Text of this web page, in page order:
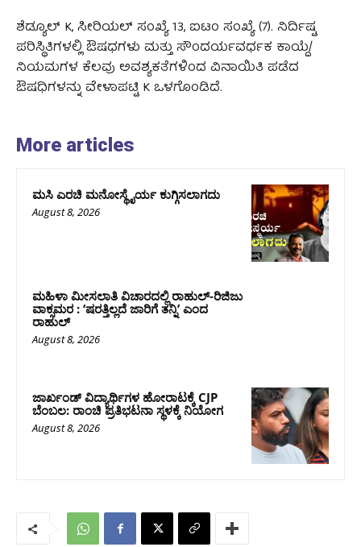
ಶೆಡ್ಯೂಲ್ K, ಸೀರಿಯಲ್ ಸಂಖ್ಯೆ 13, ಐಟಂ ಸಂಖ್ಯೆ (7). ನಿರ್ದಿಷ್ಟ
ಪರಿಸ್ಥಿತಿಗಳಲ್ಲಿ ಔಷಧಗಳು ಮತ್ತು ಸೌಂದರ್ಯವರ್ಧಕ ಕಾಯ್ದೆ/
ನಿಯಮಗಳ ಕೆಲವು ಅವಶ್ಯಕತೆಗಳಿಂದ ವಿನಾಯಿತಿ ಪಡೆದ
ಔಷಧಿಗಳನ್ನು ವೇಳಾಪಟ್ಟಿ K ಒಳಗೊಂಡಿದೆ.
More articles
ಮಸಿ ಎರಚಿ ಮನೋಸ್ಥೈರ್ಯ ಕುಗ್ಗಿಸಲಾಗದು
August 8, 2026
ಮಹಿಳಾ ಮೀಸಲಾತಿ ವಿಚಾರದಲ್ಲಿ ರಾಹುಲ್‌-ರಿಜಿಜು
ವಾಕ್ಸಮರ : ‘ಷರತ್ತಿಲ್ಲದೆ ಜಾರಿಗೆ ತನ್ನಿ’ ಎಂದ
ರಾಹುಲ್‌
August 8, 2026
ಜಾರ್ಖಂಡ್‌ ವಿದ್ಯಾರ್ಥಿಗಳ ಹೋರಾಟಕ್ಕೆ CJP
ಬೆಂಬಲ: ರಾಂಚಿ ಪ್ರತಿಭಟನಾ ಸ್ಥಳಕ್ಕೆ ನಿಯೋಗ
August 8, 2026